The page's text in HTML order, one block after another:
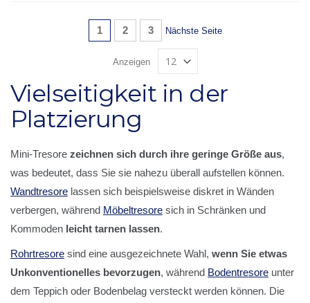
SeiteSie lesen gerade Seite
1 Seite
2 Seite
3 Seite
Nächste Seite
Anzeigen
Vielseitigkeit in der
Platzierung
Mini-Tresore zeichnen sich durch ihre geringe Größe aus,
was bedeutet, dass Sie sie nahezu überall aufstellen können.
Wandtresore lassen sich beispielsweise diskret in Wänden
verbergen, während Möbeltresore sich in Schränken und
Kommoden leicht tarnen lassen.
Rohrtresore sind eine ausgezeichnete Wahl, wenn Sie etwas
Unkonventionelles bevorzugen, während Bodentresore unter
dem Teppich oder Bodenbelag versteckt werden können. Die